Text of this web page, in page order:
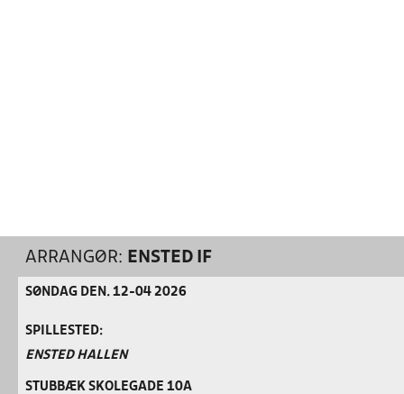
ARRANGØR: ENSTED IF
SØNDAG DEN. 12-04 2026
SPILLESTED:
ENSTED HALLEN
STUBBÆK SKOLEGADE 10A